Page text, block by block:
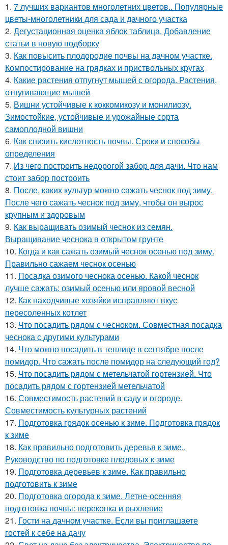
1. 7 лучших вариантов многолетних цветов.. Популярные
цветы-многолетники для сада и дачного участка
2. Дегустационная оценка яблок таблица. Добавление
статьи в новую подборку
3. Как повысить плодородие почвы на дачном участке.
Компостирование на грядках и приствольных кругах
4. Какие растения отпугнут мышей с огорода. Растения,
отпугивающие мышей
5. Вишни устойчивые к коккомикозу и монилиозу.
Зимостойкие, устойчивые и урожайные сорта
самоплодной вишни
6. Как снизить кислотность почвы. Сроки и способы
определения
7. Из чего построить недорогой забор для дачи. Что нам
стоит забор построить
8. После, каких культур можно сажать чеснок под зиму.
После чего сажать чеснок под зиму, чтобы он вырос
крупным и здоровым
9. Как выращивать озимый чеснок из семян.
Выращивание чеснока в открытом грунте
10. Когда и как сажать озимый чеснок осенью под зиму.
Правильно сажаем чеснок осенью
11. Посадка озимого чеснока осенью. Какой чеснок
лучше сажать: озимый осенью или яровой весной
12. Как находчивые хозяйки исправляют вкус
пересоленных котлет
13. Что посадить рядом с чесноком. Совместная посадка
чеснока с другими культурами
14. Что можно посадить в теплице в сентябре после
помидор. Что сажать после помидор на следующий год?
15. Что посадить рядом с метельчатой гортензией. Что
посадить рядом с гортензией метельчатой
16. Совместимость растений в саду и огороде.
Совместимость культурных растений
17. Подготовка грядок осенью к зиме. Подготовка грядок
к зиме
18. Как правильно подготовить деревья к зиме..
Руководство по подготовке плодовых к зиме
19. Подготовка деревьев к зиме. Как правильно
подготовить к зиме
20. Подготовка огорода к зиме. Летне-осенняя
подготовка почвы: перекопка и рыхление
21. Гости на дачном участке. Если вы приглашаете
гостей к себе на дачу